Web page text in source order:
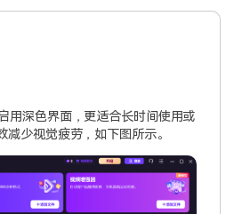
用深色界面，更适合长时间使用或
少视觉疲劳，如下图所示。